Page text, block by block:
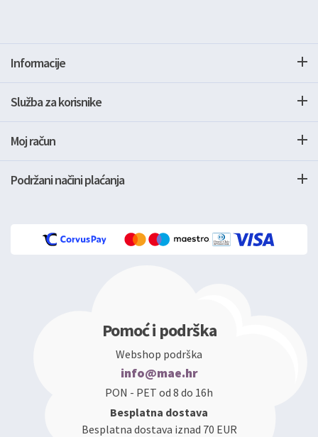
Informacije
Služba za korisnike
Moj račun
Podržani načini plaćanja
Pomoć i podrška
Webshop podrška
info@mae.hr
PON - PET od 8 do 16h
Besplatna dostava
Besplatna dostava iznad 70 EUR